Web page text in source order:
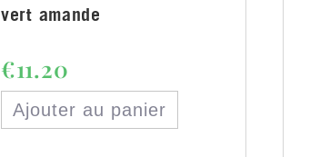
vert amande
€11.20
Ajouter au panier